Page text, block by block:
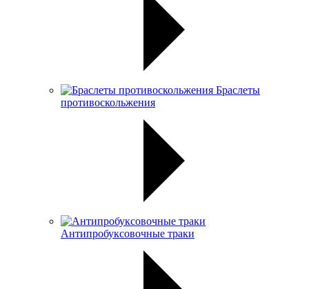
Браслеты
противоскольжения
Антипробуксовочные траки